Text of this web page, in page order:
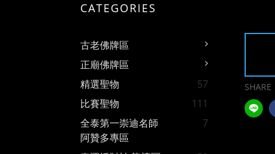
CATEGORIES
古老佛牌區
正廟佛牌區
精選聖物
57
比賽聖物
111
全泰第一崇迪名師
阿贊多專區
7
SHARE